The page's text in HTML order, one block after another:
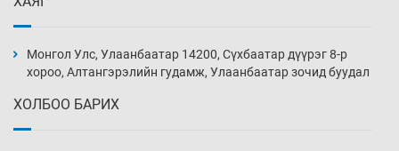
5 цаг 30 мин
Монгол Улс, Улаанбаатар 14200, Сүхбаатар дүүрэг 8-р
хороо, Алтангэрэлийн гудамж, Улаанбаатар зочид буудал
ХОЛБОО БАРИХ